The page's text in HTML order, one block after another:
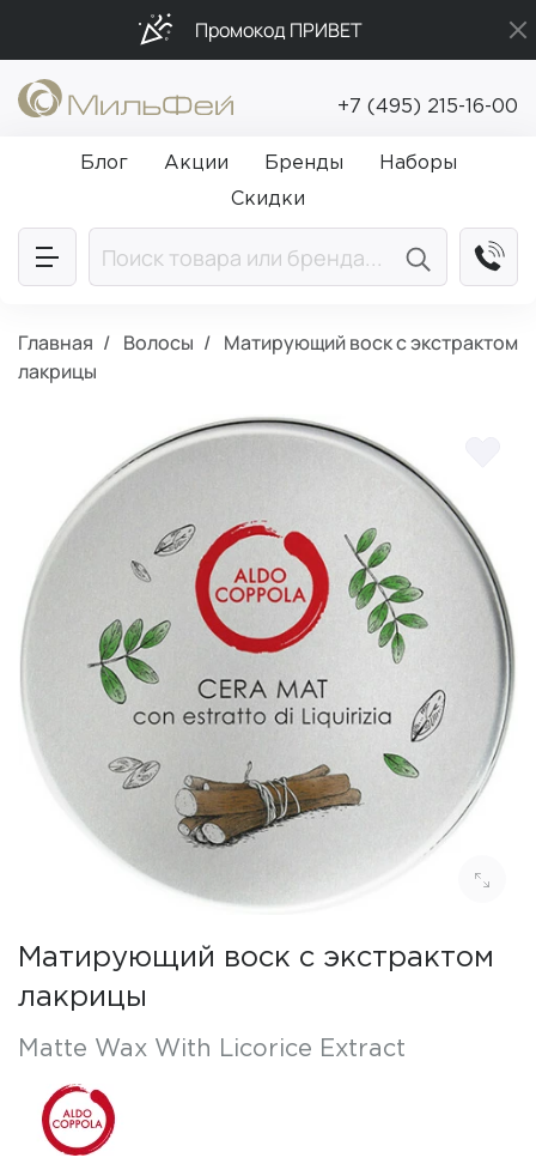
Промокод ПРИВЕТ
Бесплатная доставка от 5 000₽
Подарки в каждый заказ от 5 000₽
+7 (495) 215-16-00
Блог Акции Бренды
Наборы
Скидки
Главная Волосы
Матирующий воск с экстрактом
лакрицы
Матирующий воск с экстрактом
лакрицы
Matte Wax With Licorice Extract